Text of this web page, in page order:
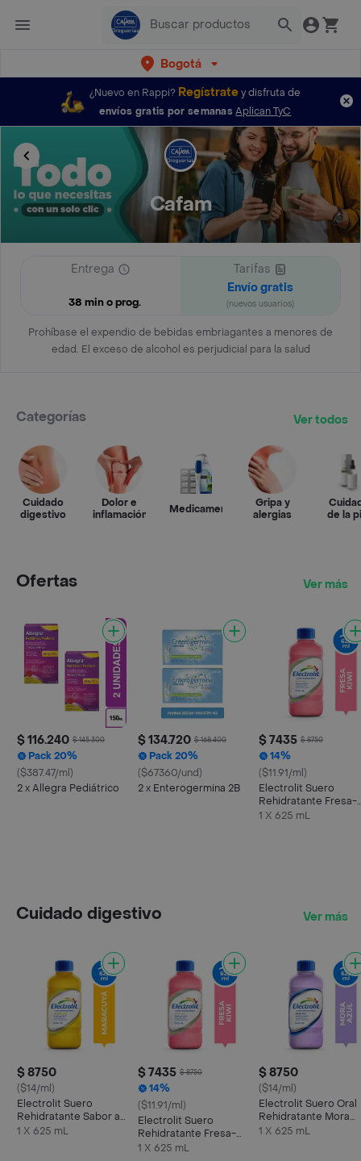
Bogotá
¿Nuevo en Rappi? Regístratey disfruta de
envíos gratis por semanas Aplican TyC
Cafam
Entrega
38 min o prog.
Tarifas
Envío gratis
(nuevos usuarios)
Prohíbase el expendio de bebidas embriagantes a menores de
edad. El exceso de alcohol es perjudicial para la salud
Categorías Ver todos
Cuidado
digestivo
Dolor e
inflamación
Medicamentos
Gripa y
alergias
de la
Ofertas Ver más
$ 116.240 $ 145.300
Pack 20%
($387.47/ml)
2 x Allegra Pediátrico
$ 134.720 $ 168.400
Pack 20%
($67360/und)
2 x Enterogermina 2B
$ 7435 $ 8750
14%
($11.91/ml)
Electrolit Suero
Rehidratante Fresa-
Kiwi
1 X 625 mL
Cuidado digestivo Ver más
$ 8750
($14/ml)
Electrolit Suero
Rehidratante Sabor a
Maracuyá
1 X 625 mL
$ 7435 $ 8750
14%
($11.91/ml)
Electrolit Suero
Rehidratante Fresa-
Kiwi
1 X 625 mL
$ 8750
($14/ml)
Electrolit Suero Oral
Rehidratante Mora
Azul
1 X 625 mL